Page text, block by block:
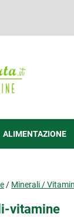
ALIMENTAZIONE
/ Minerali /
vitamine